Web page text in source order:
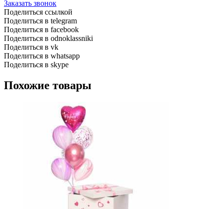
Заказать звонок
Поделиться ссылкой
Поделиться в telegram
Поделиться в facebook
Поделиться в odnoklassniki
Поделиться в vk
Поделиться в whatsapp
Поделиться в skype
Похожие товары